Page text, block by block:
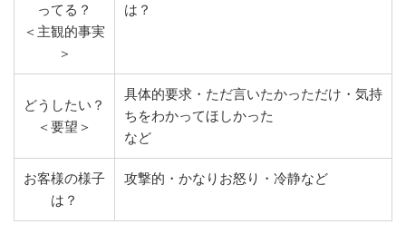
ってる？
＜主観的事実
＞
は？
どうしたい？
＜要望＞
具体的要求・ただ言いたかっただけ・気持
ちをわかってほしかった
など
お客様の様子
は？
攻撃的・かなりお怒り・冷静など